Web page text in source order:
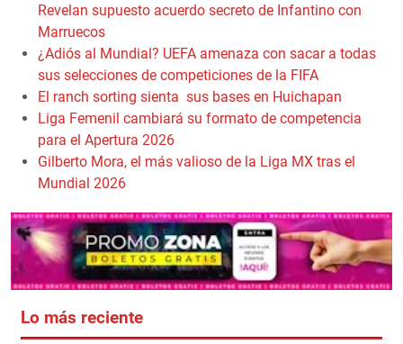
Revelan supuesto acuerdo secreto de Infantino con
Marruecos
¿Adiós al Mundial? UEFA amenaza con sacar a todas
sus selecciones de competiciones de la FIFA
El ranch sorting sienta sus bases en Huichapan
Liga Femenil cambiará su formato de competencia
para el Apertura 2026
Gilberto Mora, el más valioso de la Liga MX tras el
Mundial 2026
Lo más reciente